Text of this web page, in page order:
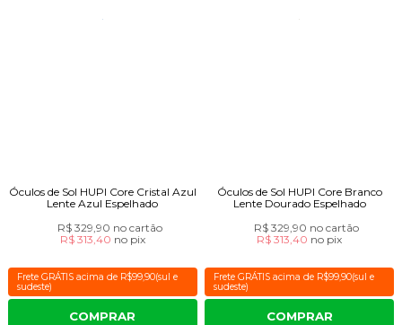
Óculos de Sol HUPI Core Cristal Azul
Lente Azul Espelhado
R$ 329,90 no cartão
R$ 313,40 no pix
Frete GRÁTIS acima de R$99,90(sul e
sudeste)
COMPRAR
Óculos de Sol HUPI Core Branco
Lente Dourado Espelhado
R$ 329,90 no cartão
R$ 313,40 no pix
Frete GRÁTIS acima de R$99,90(sul e
sudeste)
COMPRAR